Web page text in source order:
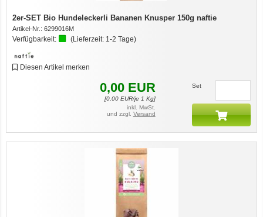
2er-SET Bio Hundeleckerli Bananen Knusper 150g naftie
Artikel-Nr.: 6299016M
Verfügbarkeit: (Lieferzeit: 1-2 Tage)
Diesen Artikel merken
0,00 EUR
[0,00EUR/je 1 Kg]
inkl. MwSt.
und zzgl. Versand
Set